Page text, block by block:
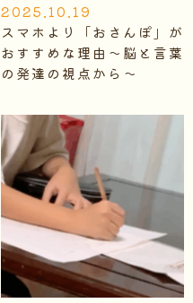
2025.10.19
スマホより「おさんぽ」が
おすすめな理由～脳と言葉
の発達の視点から～